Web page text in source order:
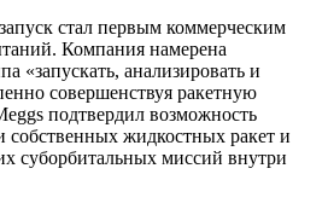
стал первым коммерческим
Компания намерена
«запускать, анализировать и
совершенствуя ракетную
подтвердил возможность
собственных жидкостных ракет и
суборбитальных миссий внутри